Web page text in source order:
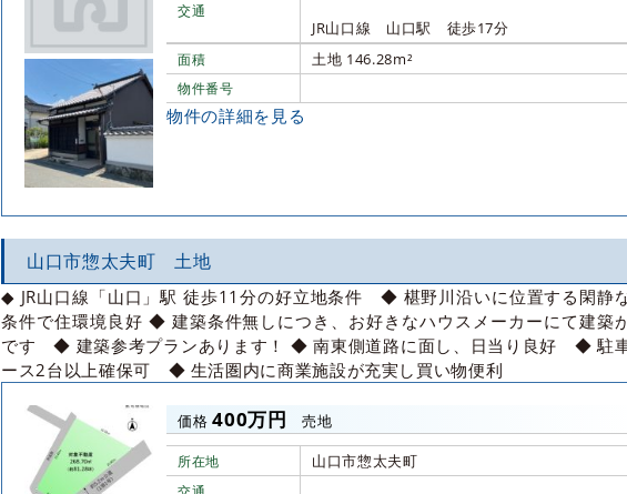
交通
JR山口線 山口駅 徒歩17分
面積 土地 146.28m²
物件番号
物件の詳細を見る
山口市惣太夫町 土地
◆ JR山口線「山口」駅 徒歩11分の好立地条件 ◆ 椹野川沿いに位置する閑静
条件で住環境良好 ◆ 建築条件無しにつき、お好きなハウスメーカーにて建築
です ◆ 建築参考プランあります！ ◆ 南東側道路に面し、日当り良好 ◆ 駐
ース2台以上確保可 ◆ 生活圏内に商業施設が充実し買い物便利
価格 400万円 売地
所在地 山口市惣太夫町